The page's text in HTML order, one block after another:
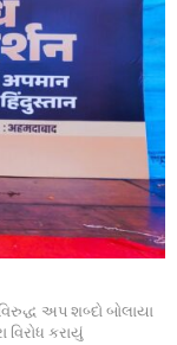
અપ શબ્દો બોલાયા
કરાયું